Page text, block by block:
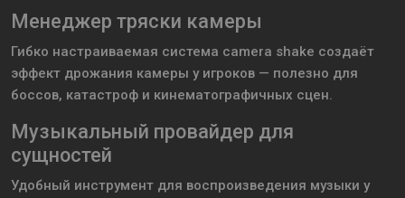
Менеджер тряски камеры
Гибко настраиваемая система camera shake создаёт
эффект дрожания камеры у игроков — полезно для
боссов, катастроф и кинематографичных сцен.
Музыкальный провайдер для
сущностей
Удобный инструмент для воспроизведения музыки у